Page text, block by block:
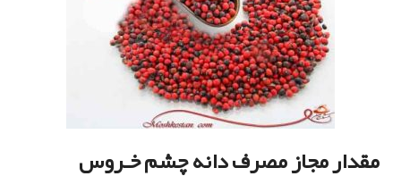
مقدار مجاز مصرف دانه چشم خـروس